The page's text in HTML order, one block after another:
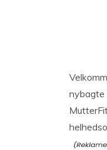
nybagte